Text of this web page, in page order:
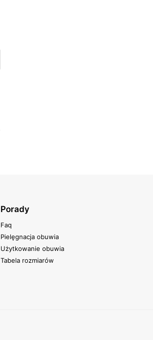
Porady
Faq
Pielęgnacja obuwia
Użytkowanie obuwia
Tabela rozmiarów